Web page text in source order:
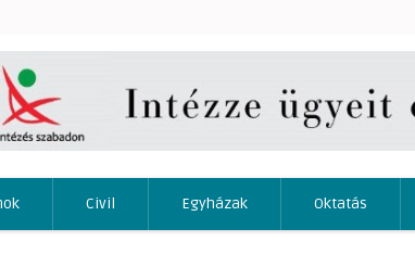
Civil Egyházak Oktatás